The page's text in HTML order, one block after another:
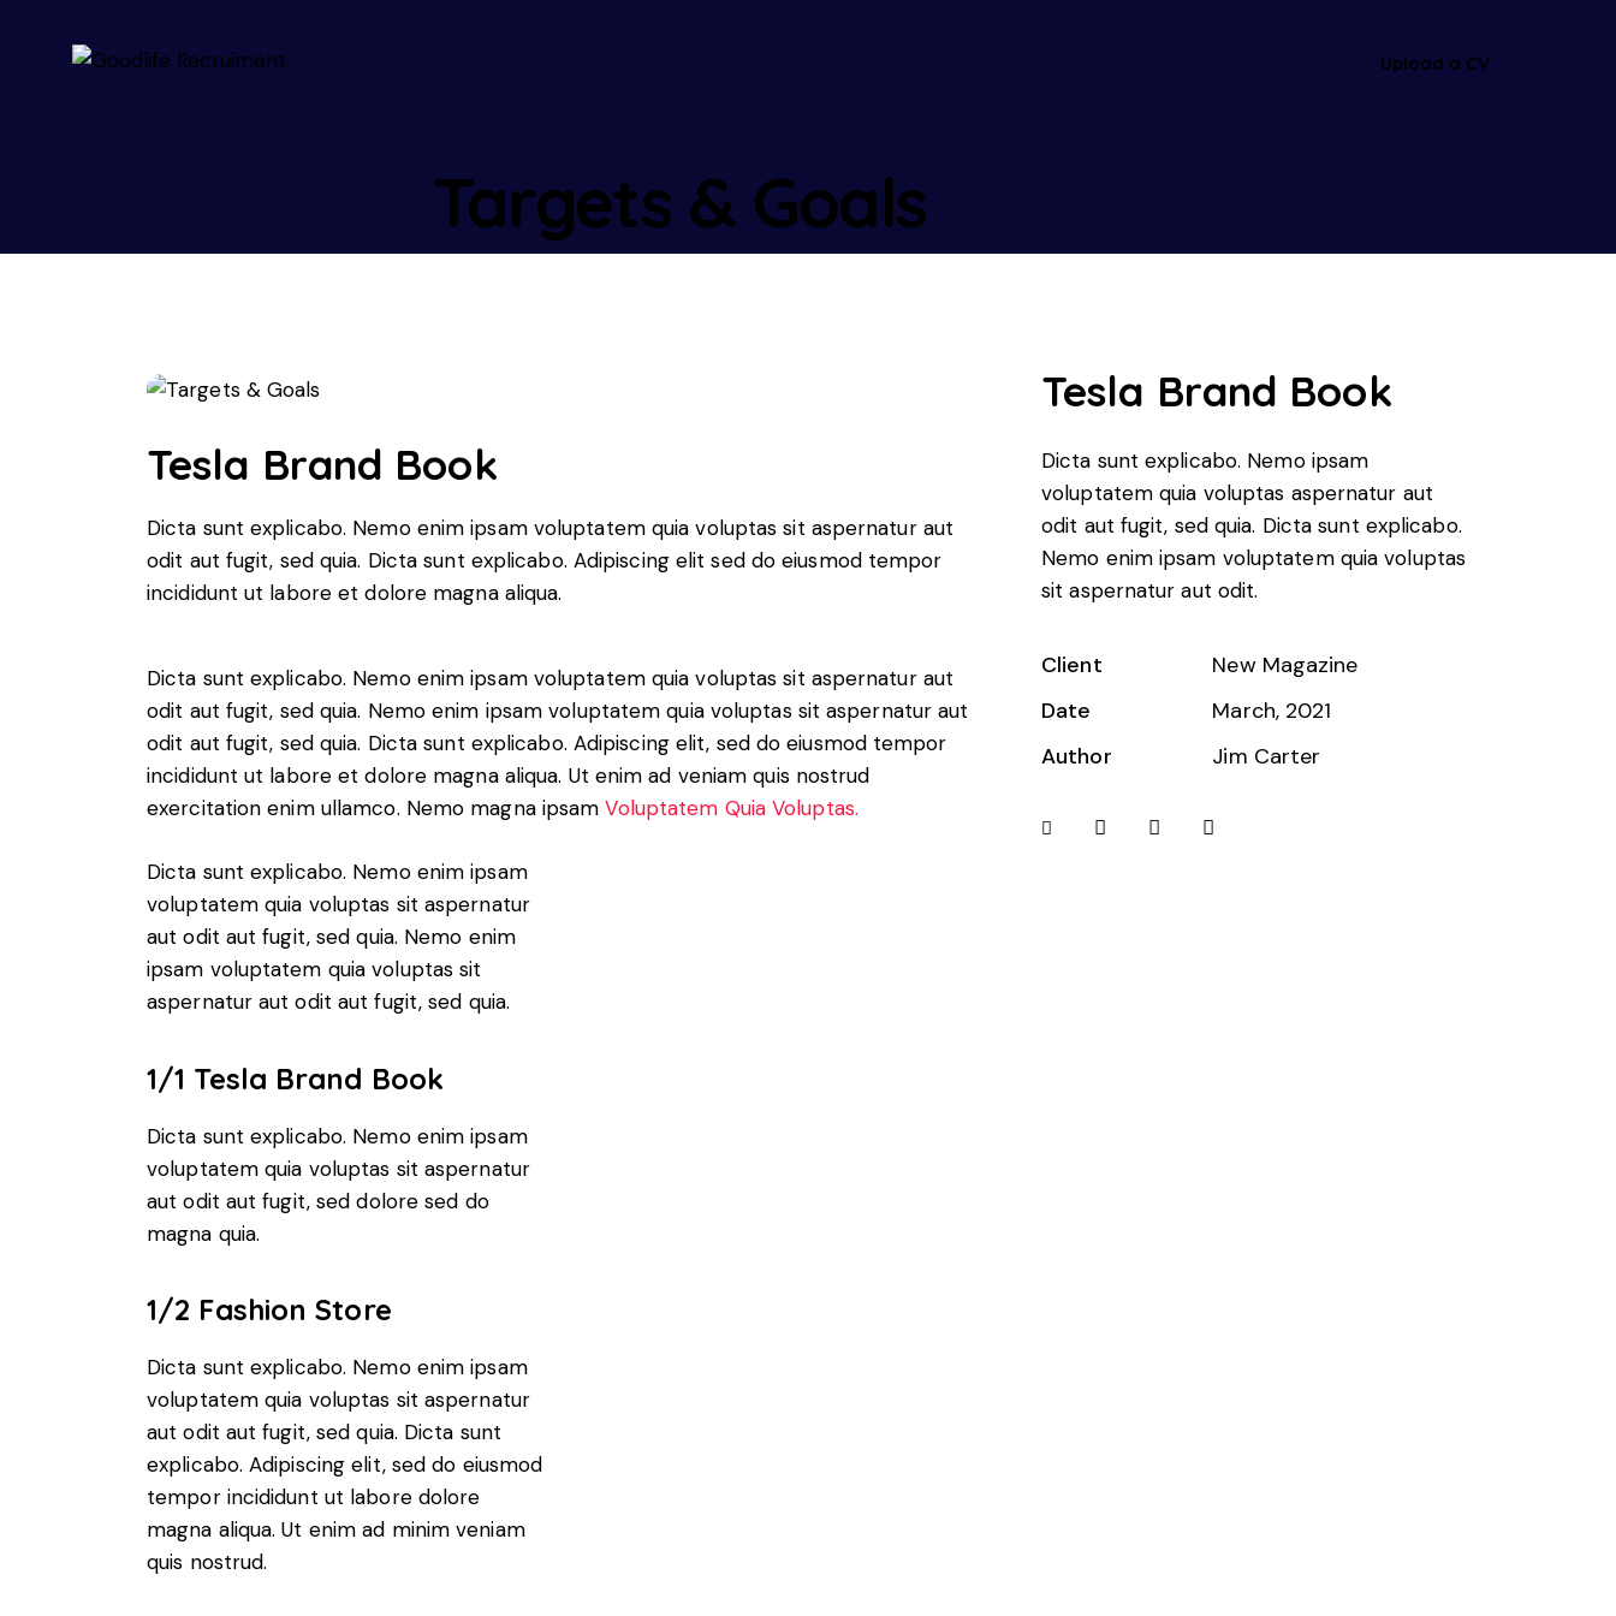
Upload a CV
Targets & Goals
Tesla Brand Book
Dicta sunt explicabo. Nemo enim ipsam voluptatem quia voluptas sit aspernatur aut
odit aut fugit, sed quia. Dicta sunt explicabo. Adipiscing elit sed do eiusmod tempor
incididunt ut labore et dolore magna aliqua.
Dicta sunt explicabo. Nemo enim ipsam voluptatem quia voluptas sit aspernatur aut
odit aut fugit, sed quia. Nemo enim ipsam voluptatem quia voluptas sit aspernatur aut
odit aut fugit, sed quia. Dicta sunt explicabo. Adipiscing elit, sed do eiusmod tempor
incididunt ut labore et dolore magna aliqua. Ut enim ad veniam quis nostrud
exercitation enim ullamco. Nemo magna ipsamVoluptatem Quia Voluptas.
Dicta sunt explicabo. Nemo enim ipsam
voluptatem quia voluptas sit aspernatur
aut odit aut fugit, sed quia. Nemo enim
ipsam voluptatem quia voluptas sit
aspernatur aut odit aut fugit, sed quia.
1/1 Tesla Brand Book
Dicta sunt explicabo. Nemo enim ipsam
voluptatem quia voluptas sit aspernatur
aut odit aut fugit, sed dolore sed do
magna quia.
1/2 Fashion Store
Dicta sunt explicabo. Nemo enim ipsam
voluptatem quia voluptas sit aspernatur
aut odit aut fugit, sed quia. Dicta sunt
explicabo. Adipiscing elit, sed do eiusmod
tempor incididunt ut labore dolore
magna aliqua. Ut enim ad minim veniam
quis nostrud.
Tesla Brand Book
Dicta sunt explicabo. Nemo ipsam
voluptatem quia voluptas aspernatur aut
odit aut fugit, sed quia. Dicta sunt explicabo.
Nemo enim ipsam voluptatem quia voluptas
sit aspernatur aut odit.
Client
New Magazine
Date
March, 2021
Author
Jim Carter